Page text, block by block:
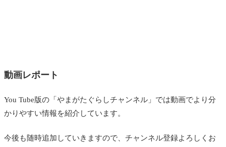
動画レポート
You Tube版の「やまがたぐらしチャンネル」では動画でより分
かりやすい情報を紹介しています。
今後も随時追加していきますので、チャンネル登録よろしくお